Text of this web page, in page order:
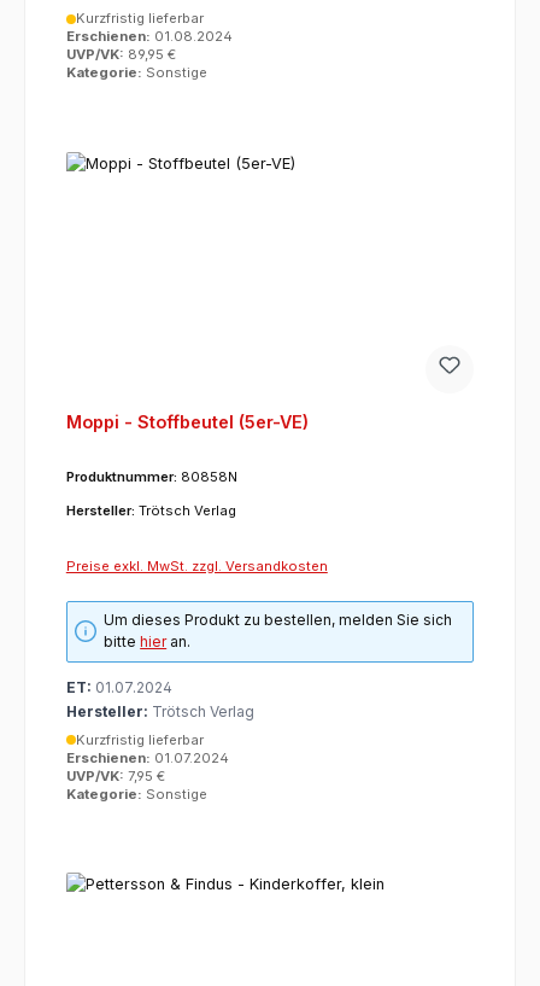
Kurzfristig lieferbar
Erschienen: 01.08.2024
UVP/VK: 89,95 €
Kategorie: Sonstige
Moppi - Stoffbeutel (5er-VE)
Produktnummer: 80858N
Hersteller: Trötsch Verlag
Preise exkl. MwSt. zzgl. Versandkosten
Um dieses Produkt zu bestellen, melden Sie sich
bittehieran.
ET: 01.07.2024
Hersteller: Trötsch Verlag
Kurzfristig lieferbar
Erschienen: 01.07.2024
UVP/VK: 7,95 €
Kategorie: Sonstige